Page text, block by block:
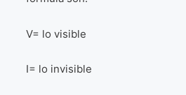
V= lo visible
I= lo invisible